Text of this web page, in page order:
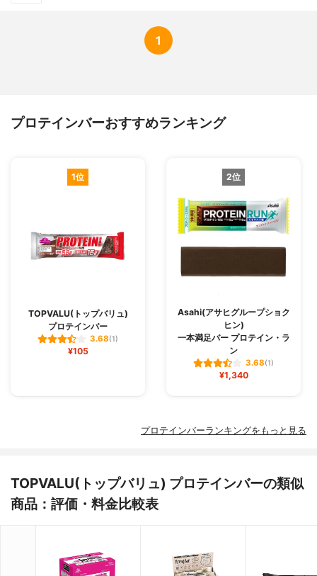
1
プロテインバーおすすめランキング
1位
TOPVALU(トップバリュ)
プロテインバー
3.68(1)
¥105
2位
Asahi(アサヒグループショク
ヒン)
一本満足バー プロテイン・ラ
ン
3.68(1)
¥1,340
プロテインバーランキングをもっと見る
TOPVALU(トップバリュ) プロテインバーの類似
商品：評価・料金比較表